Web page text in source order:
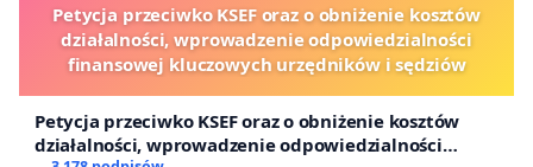
Petycja przeciwko KSEF oraz o obniżenie kosztów
działalności, wprowadzenie odpowiedzialności
finansowej kluczowych urzędników i sędziów
Petycja przeciwko KSEF oraz o obniżenie kosztów
działalności, wprowadzenie odpowiedzialności